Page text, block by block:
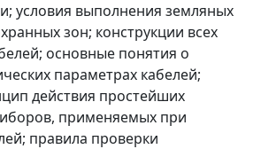
условия выполнения земляных
зон; конструкции всех
основные понятия о
параметрах кабелей;
действия простейших
применяемых при
правила проверки